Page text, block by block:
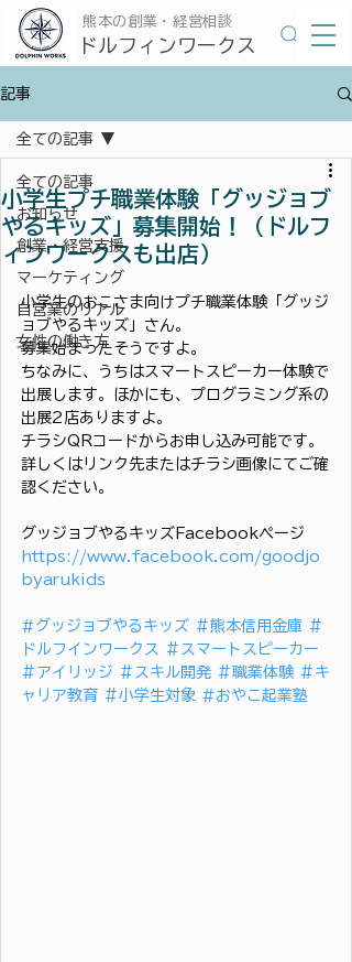
​ドルフィンワークス
​熊本の創業・経営相談
記事
全ての記事
お知らせ
創業・経営支援
マーケティング
自営業のリアル
女性の働き方
全ての記事
小学生プチ職業体験「グッジョブ
やるキッズ」募集開始！（ドルフ
ィンワークスも出店）
小学生のおこさま向けプチ職業体験「グッジ
ョブやるキッズ」さん。
募集始まったそうですよ。
ちなみに、うちはスマートスピーカー体験で
出展します。ほかにも、プログラミング系の
出展2店ありますよ。
チラシQRコードからお申し込み可能です。
詳しくはリンク先またはチラシ画像にてご確
認ください。
グッジョブやるキッズFacebookページ
https://www.facebook.com/goodjo
byarukids
#グッジョブやるキッズ ＃熊本信用金庫 ＃
ドルフインワークス
＃スマートスピーカー
＃アイリッジ ＃スキル開発 ＃職業体験 ＃キ
ャリア教育 ＃小学生対象 #おやこ起業塾